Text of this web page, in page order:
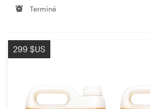
Terminé
299 $US